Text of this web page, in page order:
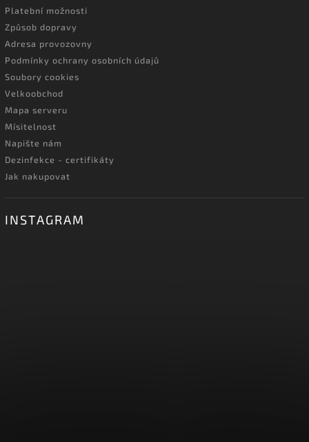
Platební možnosti
Způsob dopravy
Adresa provozovny
Podmínky ochrany osobních údajů
Soubory cookies
Velkoobchod
Mapa serveru
Mísitelnost
Napište nám
Dezinfekce - certifikáty
Jak nakupovat
INSTAGRAM